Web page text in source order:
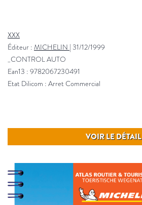
XXX
Éditeur : MICHELIN | 31/12/1999
_CONTROL AUTO
Ean13 : 9782067230491
Etat Dilicom : Arret Commercial
VOIR LE DÉTAIL